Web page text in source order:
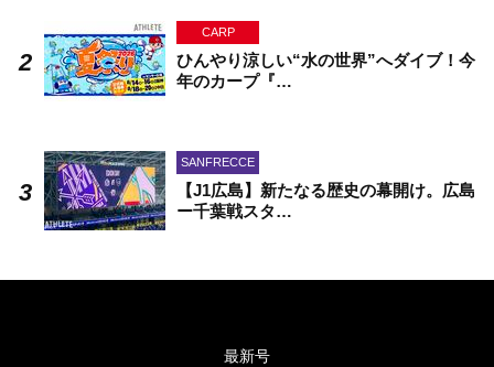
CARP
ひんやり涼しい“水の世界”へダイブ！今
年のカープ『…
SANFRECCE
【J1広島】新たなる歴史の幕開け。広島
ー千葉戦スタ…
最新号